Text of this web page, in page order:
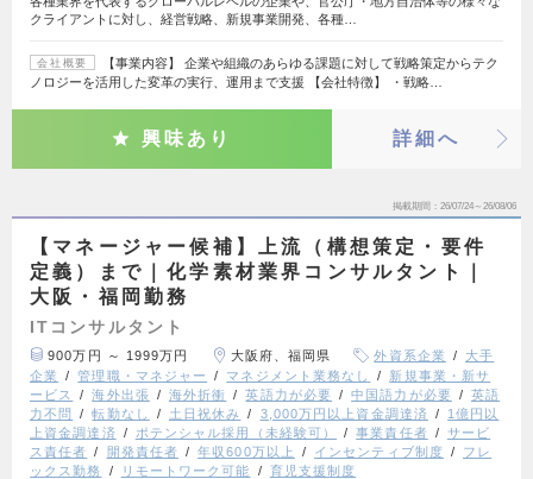
クライアントに対し、経営戦略、新規事業開発、各種…
会社概要
【事業内容】 企業や組織のあらゆる課題に対して戦略策定からテク
ノロジーを活用した変革の実行、運用まで支援 【会社特徴】 ・戦略…
興味あり 詳細へ
掲載期間 26/07/24～26/08/06
【マネージャー候補】上流（構想策定・要件
定義）まで｜化学素材業界コンサルタント｜
大阪・福岡勤務
ITコンサルタント
900万円 ～ 1999万円 大阪府、福岡県 外資系企業
大手
企業
管理職・マネジャー マネジメント業務なし
新規事業・新サ
ービス
海外出張 海外折衝 英語力が必要 中国語力が必要
英語
力不問
転勤なし 土日祝休み 3,000万円以上資金調達済
1億円以
上資金調達済
ポテンシャル採用（未経験可） 事業責任者
サービ
ス責任者
開発責任者 年収600万以上 インセンティブ制度
フレ
ックス勤務
リモートワーク可能 育児支援制度